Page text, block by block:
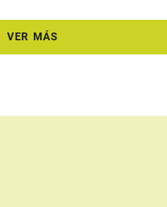
VER MÁS